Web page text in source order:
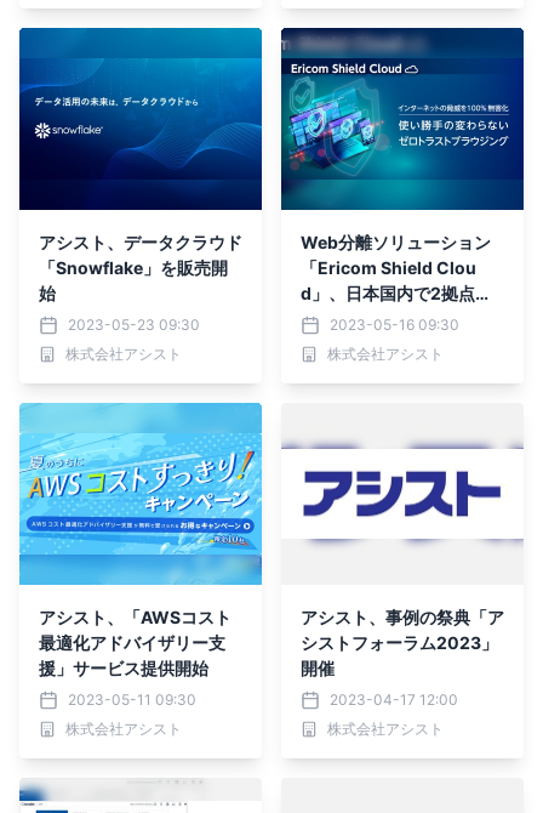
アシスト、データクラウド
「Snowflake」を販売開
始
2023-05-23 09:30
株式会社アシスト
Web分離ソリューション
「Ericom Shield Clou
d」、日本国内で2拠点に
拡大2023-05-16 09:30
株式会社アシスト
アシスト、「AWSコスト
最適化アドバイザリー支
援」サービス提供開始
2023-05-11 09:30
株式会社アシスト
アシスト、事例の祭典「ア
シストフォーラム2023」
開催
2023-04-17 12:00
株式会社アシスト